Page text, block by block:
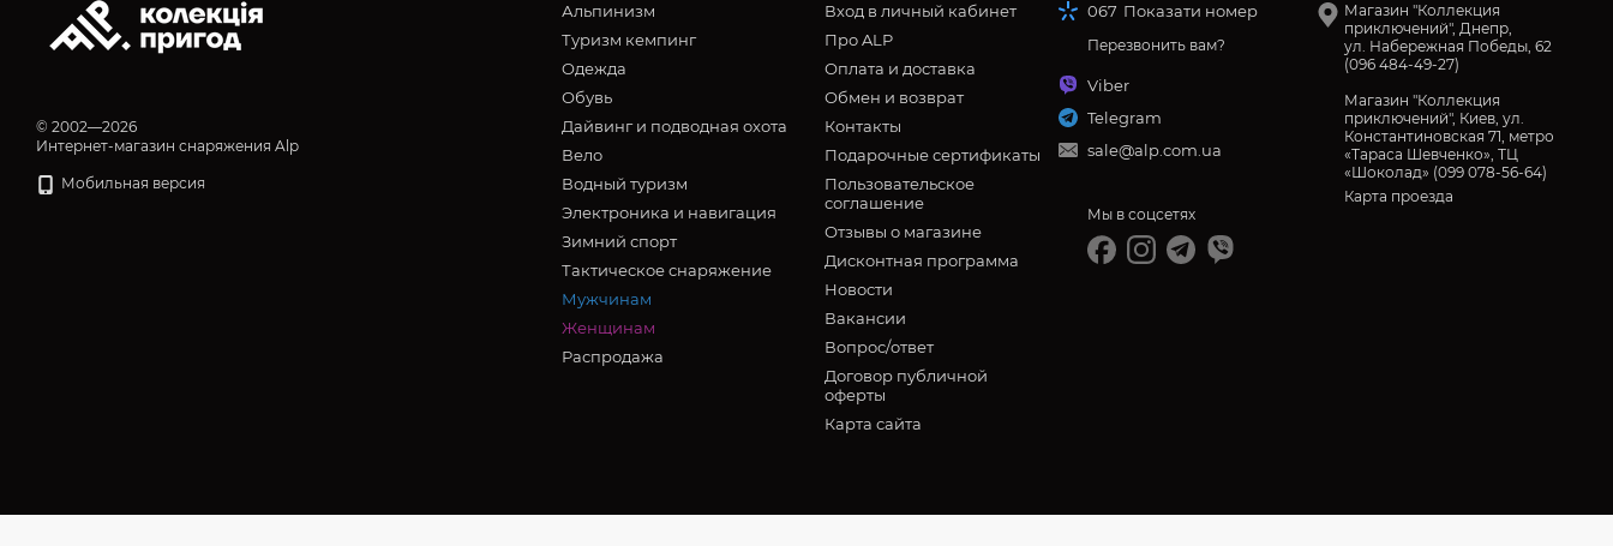
© 2002—2026
Интернет-магазин снаряжения Alp
Мобильная версия
Альпинизм
Туризм кемпинг
Oдежда
Обувь
Дайвинг и подводная охота
Вело
Водный туризм
Электроника и навигация
Зимний спорт
Тактическое снаряжение
Мужчинам
Женщинам
Распродажа
Вход в личный кабинет
Про ALP
Оплата и доставка
Обмен и возврат
Контакты
Подарочные сертификаты
Пользовательское
соглашение
Отзывы о магазине
Дисконтная программа
Новости
Вакансии
Вопрос/ответ
Договор публичной
оферты
Карта сайта
067 Показати номер
Перезвонить вам?
Viber
Telegram
sale@alp.com.ua
Магазин "Коллекция
приключений", Днепр,
ул. Набережная Победы, 62
(096 484-49-27)
Магазин "Коллекция
приключений", Киев, ул.
Константиновская 71, метро
«Тараса Шевченко», ТЦ
«Шоколад» (099 078-56-64)
Карта проезда
Мы в соцсетях